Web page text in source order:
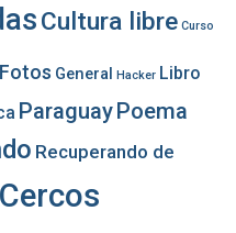
Cultura libre Curso
Fotos General Hacker Libro
ParaguayPoema
Recuperando de